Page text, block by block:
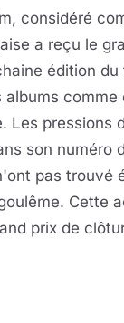
considéré
a reçu le
édition
albums
Les pressions
son numéro
pas trouvé
Cette
prix de